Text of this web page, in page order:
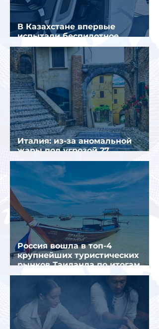
В Казахстане впервые
испытали беспилотное
аэротакси с пассажирами
Италия: из-за аномальной
жары под угрозой 27
крупнейших городов
Россия вошла в топ-4
крупнейших туристических
рынков Таиланда по итогам
семи месяцев 2026 года